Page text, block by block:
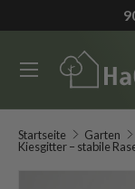
Zum Inhalt
Zum Menü
Fußzeile
Direkt zum
Suchen
Menü
Startseite Garten
Kiesgitter – stabile